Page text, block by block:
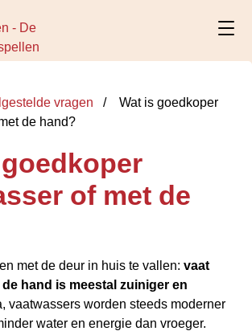
vragen
Wat is goedkoper
de hand?
of met de
met de deur in huis te vallen: vaat
hand is meestal zuiniger en
vaatwassers worden steeds moderner
water en energie dan vroeger.